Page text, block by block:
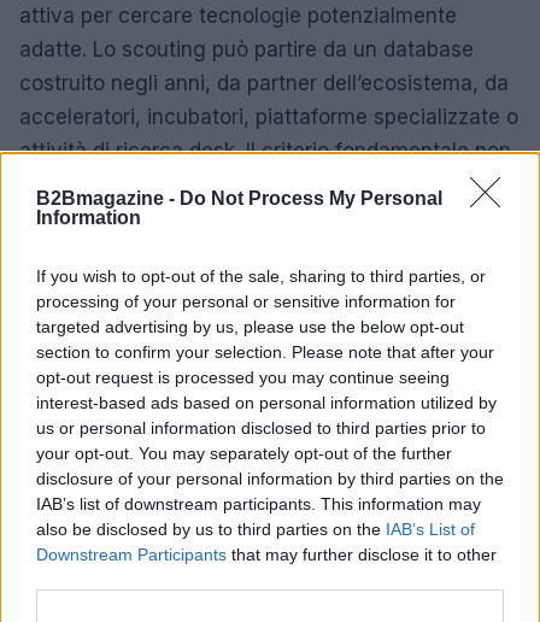
B2Bmagazine - Do Not Process My Personal
Information
If you wish to opt-out of the sale, sharing to third parties, or
processing of your personal or sensitive information for
targeted advertising by us, please use the below opt-out
section to confirm your selection. Please note that after your
opt-out request is processed you may continue seeing
interest-based ads based on personal information utilized by
us or personal information disclosed to third parties prior to
your opt-out. You may separately opt-out of the further
disclosure of your personal information by third parties on the
IAB’s list of downstream participants. This information may
also be disclosed by us to third parties on the IAB’s List of
Downstream Participants that may further disclose it to other
attiva per cercare tecnologie potenzialmente
adatte. Lo scouting può partire da un database
costruito negli anni, da partner dell’ecosistema, da
acceleratori, incubatori, piattaforme specializzate o
attività di ricerca desk. Il criterio fondamentale non
è solo la novità della tecnologia, ma il suo livello di
maturità: la soluzione deve avere un TRL
contesto industriale, attraverso proof of concept,
piloti o validazioni su scala controllata.
La collaborazione con le startup non assume
necessariamente la forma classica del rapporto
cliente-fornitore. Spesso diventa un percorso di co-
sviluppo, nel quale la startup porta la tecnologia e
Amadori mette a disposizione conoscenza delle
filiere, competenze operative e comprensione dei